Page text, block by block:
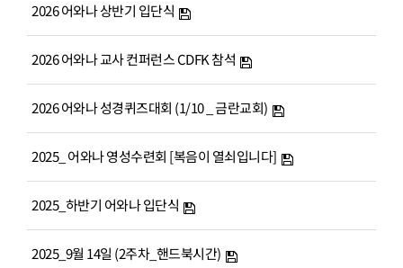
# 첨부 15.KakaoTalk_Photo_2025-04-22-14-16-19-55.jpeg
# 첨부 16.KakaoTalk_Photo_2025-04-22-14-16-19-57.jpeg
# 첨부 18.KakaoTalk_Photo_2025-04-22-14-16-19-64.jpeg
# 첨부 20.KakaoTalk_Photo_2025-04-22-14-16-19-69.jpeg
# 첨부 21.KakaoTalk_Photo_2025-04-22-14-16-19-71.jpeg
# 첨부 22.KakaoTalk_Photo_2025-04-22-14-16-19-73.jpeg
# 첨부 23.KakaoTalk_Photo_2025-04-22-14-16-19-76.jpeg
# 첨부 24.KakaoTalk_Photo_2025-04-22-14-16-19-79.jpeg
2026 어와나 상반기 입단식
2026 어와나 교사 컨퍼런스 CDFK 참석
2026 어와나 성경퀴즈대회 (1/10 _ 금란교회)
2025_ 어와나 영성수련회 [복음이 열쇠입니다]
2025_하반기 어와나 입단식
2025_9월 14일 (2주차_핸드북시간)